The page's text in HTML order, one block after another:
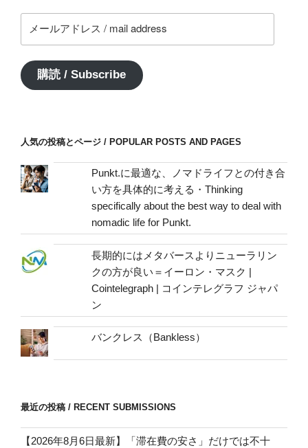
ー
ア
ド
address
購読 / Subscribe
人気の投稿とページ / POPULAR POSTS AND PAGES
Punkt.に最適な、ノマドライフとの付き合
い方を具体的に考える・Thinking
specifically about the best way to deal with
nomadic life for Punkt.
長期的にはメタバースよりニューラリン
クの方が良い＝イーロン・マスク |
Cointelegraph | コインテレグラフ ジャパ
ン
バンクレス（Bankless）
最近の投稿 / RECENT SUBMISSIONS
【2026年8月6日最新】「滞在費の安さ」だけでは不十